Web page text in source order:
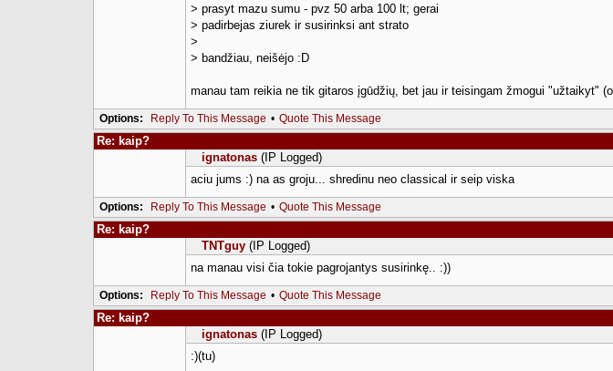
> prasyt mazu sumu - pvz 50 arba 100 lt; gerai
> padirbejas ziurek ir susirinksi ant strato
>
> bandžiau, neišėjo :D
manau tam reikia ne tik gitaros įgūdžių, bet jau ir teisingam žmogui "užtaikyt"
Options: Reply To This Message • Quote This Message
Re: kaip?
ignatonas (IP Logged)
aciu jums :) na as groju... shredinu neo classical ir seip viska
Options: Reply To This Message • Quote This Message
Re: kaip?
TNTguy (IP Logged)
na manau visi čia tokie pagrojantys susirinkę.. :))
Options: Reply To This Message • Quote This Message
Re: kaip?
ignatonas (IP Logged)
:)(tu)